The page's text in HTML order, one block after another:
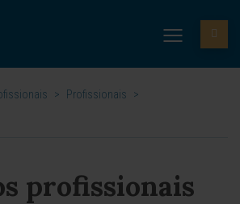
> Profissionais
>
profissionais